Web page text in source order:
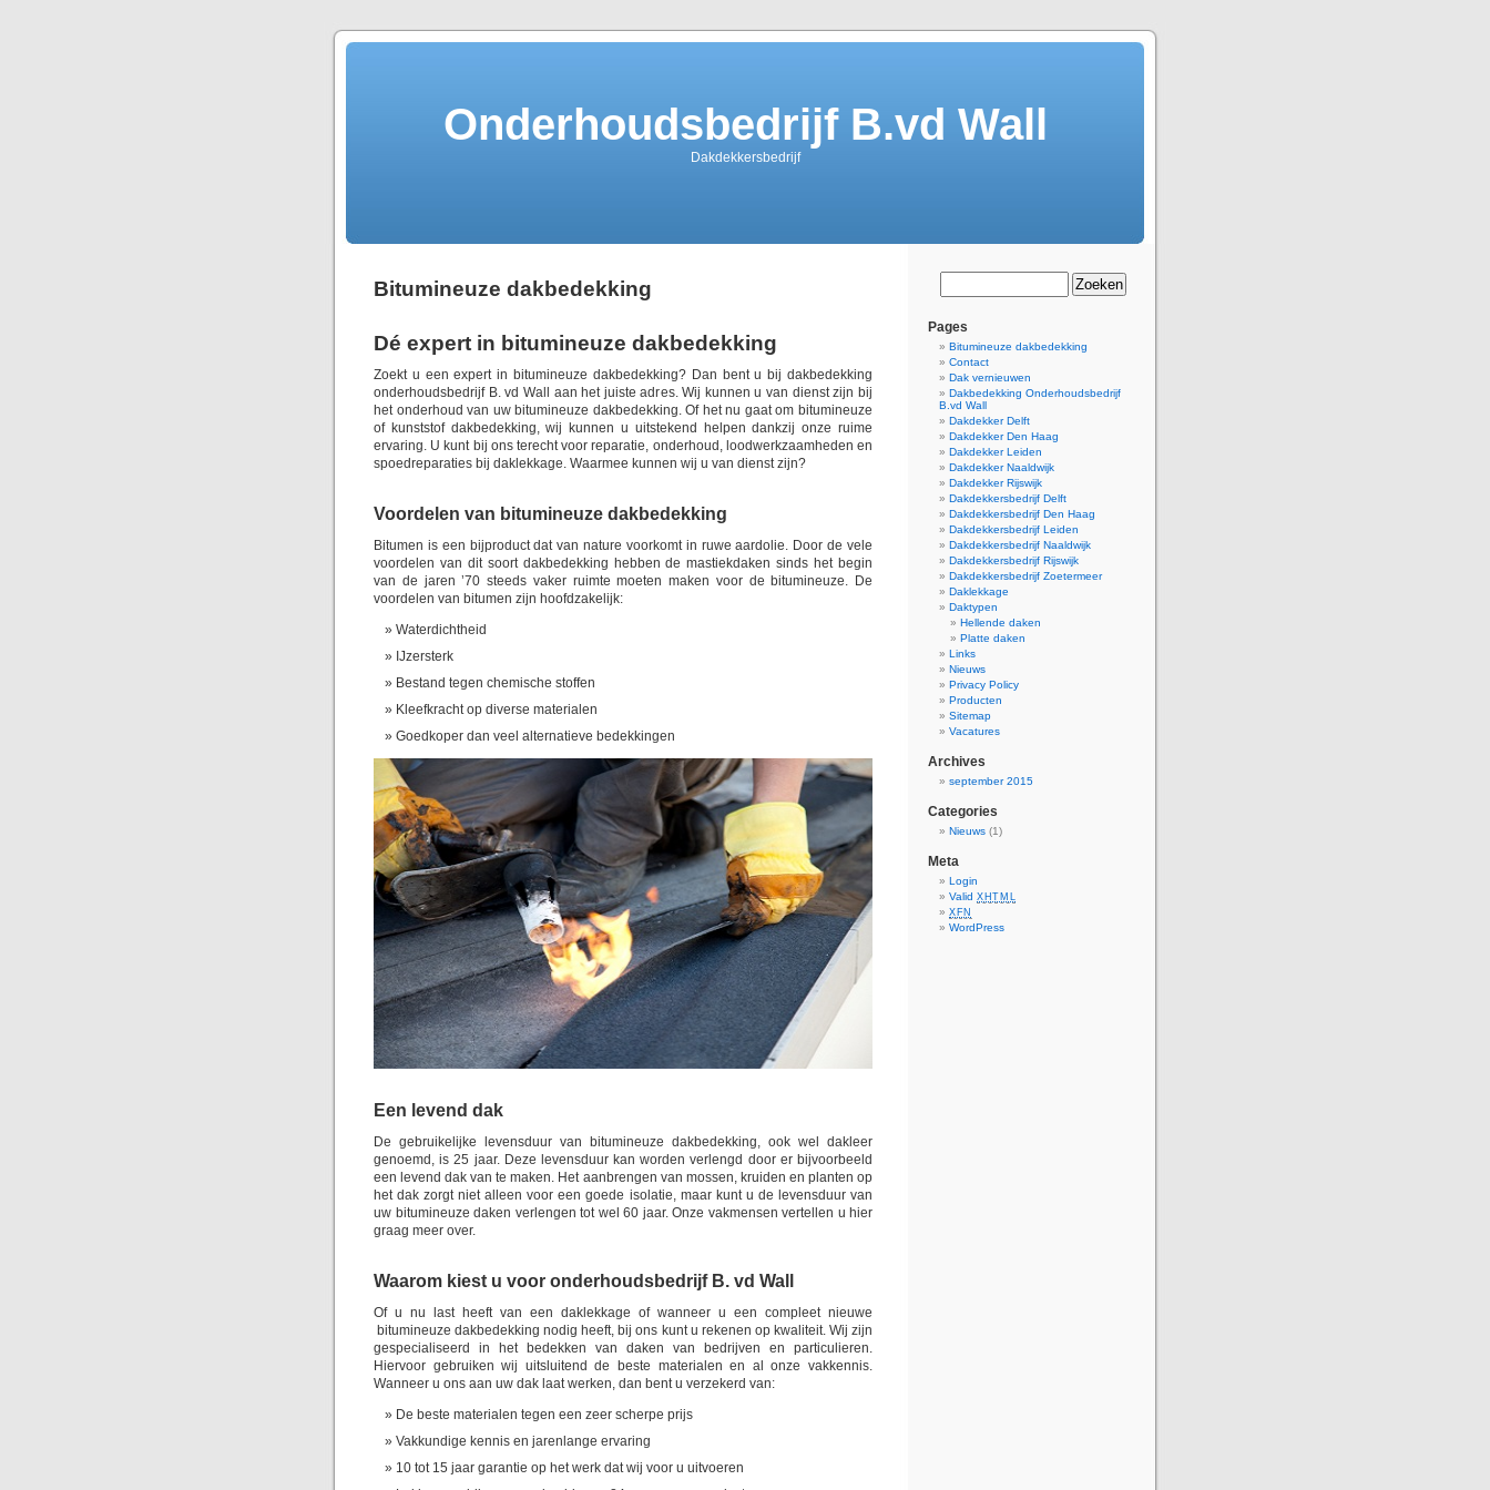
Onderhoudsbedrijf B.vd Wall
Dakdekkersbedrijf
Bitumineuze dakbedekking
Dé expert in bitumineuze dakbedekking
Zoekt u een expert in bitumineuze dakbedekking? Dan bent u bij dakbedekking
onderhoudsbedrijf B. vd Wall aan het juiste adres. Wij kunnen u van dienst zijn bij
het onderhoud van uw bitumineuze dakbedekking. Of het nu gaat om bitumineuze
of kunststof dakbedekking, wij kunnen u uitstekend helpen dankzij onze ruime
ervaring. U kunt bij ons terecht voor reparatie, onderhoud, loodwerkzaamheden en
spoedreparaties bij daklekkage. Waarmee kunnen wij u van dienst zijn?
Voordelen van bitumineuze dakbedekking
Bitumen is een bijproduct dat van nature voorkomt in ruwe aardolie. Door de vele
voordelen van dit soort dakbedekking hebben de mastiekdaken sinds het begin
van de jaren ’70 steeds vaker ruimte moeten maken voor de bitumineuze. De
voordelen van bitumen zijn hoofdzakelijk:
Waterdichtheid
IJzersterk
Bestand tegen chemische stoffen
Kleefkracht op diverse materialen
Goedkoper dan veel alternatieve bedekkingen
Een levend dak
De gebruikelijke levensduur van bitumineuze dakbedekking, ook wel dakleer
genoemd, is 25 jaar. Deze levensduur kan worden verlengd door er bijvoorbeeld
een levend dak van te maken. Het aanbrengen van mossen, kruiden en planten op
het dak zorgt niet alleen voor een goede isolatie, maar kunt u de levensduur van
uw bitumineuze daken verlengen tot wel 60 jaar. Onze vakmensen vertellen u hier
graag meer over.
Waarom kiest u voor onderhoudsbedrijf B. vd Wall
Of u nu last heeft van een daklekkage of wanneer u een compleet nieuwe
bitumineuze dakbedekking nodig heeft, bij ons kunt u rekenen op kwaliteit. Wij zijn
gespecialiseerd in het bedekken van daken van bedrijven en particulieren.
Hiervoor gebruiken wij uitsluitend de beste materialen en al onze vakkennis.
Wanneer u ons aan uw dak laat werken, dan bent u verzekerd van:
De beste materialen tegen een zeer scherpe prijs
Vakkundige kennis en jarenlange ervaring
10 tot 15 jaar garantie op het werk dat wij voor u uitvoeren
Pages
Bitumineuze dakbedekking
Contact
Dak vernieuwen
Dakbedekking Onderhoudsbedrijf
B.vd Wall
Dakdekker Delft
Dakdekker Den Haag
Dakdekker Leiden
Dakdekker Naaldwijk
Dakdekker Rijswijk
Dakdekkersbedrijf Delft
Dakdekkersbedrijf Den Haag
Dakdekkersbedrijf Leiden
Dakdekkersbedrijf Naaldwijk
Dakdekkersbedrijf Rijswijk
Dakdekkersbedrijf Zoetermeer
Daklekkage
Daktypen
Hellende daken
Platte daken
Links
Nieuws
Privacy Policy
Producten
Sitemap
Vacatures
Archives
september 2015
Categories
Nieuws (1)
Meta
Login
Valid XHTML
XFN
WordPress